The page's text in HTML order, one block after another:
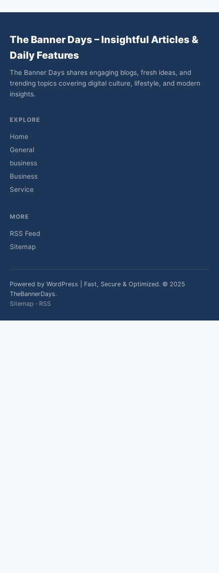
The Banner Days – Insightful Articles &
Daily Features
The Banner Days shares engaging blogs, fresh ideas, and
trending topics covering digital culture, lifestyle, and modern
insights.
EXPLORE
Home
General
business
Business
Service
MORE
RSS Feed
Sitemap
Powered by WordPress | Fast, Secure & Optimized. © 2025
TheBannerDays.
Sitemap · RSS